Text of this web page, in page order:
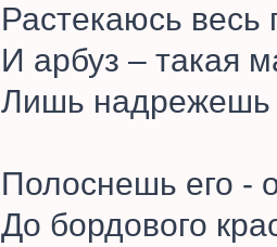
Растекаюсь весь
И арбуз – такая
Лишь надрежешь
Полоснешь его -
До бордового